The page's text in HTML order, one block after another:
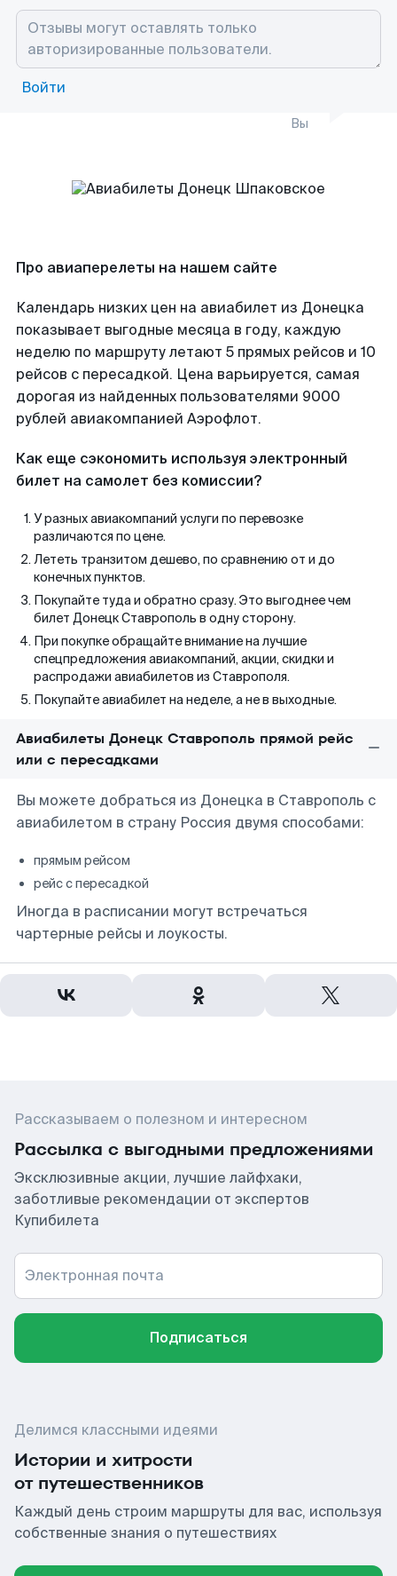
Войти
Вы
Про авиаперелеты на нашем сайте
Календарь низких цен на авиабилет из Донецка
показывает выгодные месяца в году, каждую
неделю по маршруту летают 5 прямых рейсов и 10
рейсов с пересадкой. Цена варьируется, самая
дорогая из найденных пользователями 9000
рублей авиакомпанией Аэрофлот.
Как еще сэкономить используя электронный
билет на самолет без комиссии?
У разных авиакомпаний услуги по перевозке
различаются по цене.
Лететь транзитом дешево, по сравнению от и до
конечных пунктов.
Покупайте туда и обратно сразу. Это выгоднее чем
билет Донецк Ставрополь в одну сторону.
При покупке обращайте внимание на лучшие
спецпредложения авиакомпаний, акции, скидки и
распродажи авиабилетов из Ставрополя.
Покупайте авиабилет на неделе, а не в выходные.
Авиабилеты Донецк Ставрополь прямой рейс
или с пересадками
Вы можете добраться из Донецка в Ставрополь с
авиабилетом в страну Россия двумя способами:
прямым рейсом
рейс с пересадкой
Иногда в расписании могут встречаться
чартерные рейсы и лоукосты.
Рассказываем о полезном и интересном
Рассылка с выгодными предложениями
Эксклюзивные акции, лучшие лайфхаки,
заботливые рекомендации от экспертов
Купибилета
Электронная почта
Подписаться
Делимся классными идеями
Истории и хитрости
от путешественников
Каждый день строим маршруты для вас, используя
собственные знания о путешествиях